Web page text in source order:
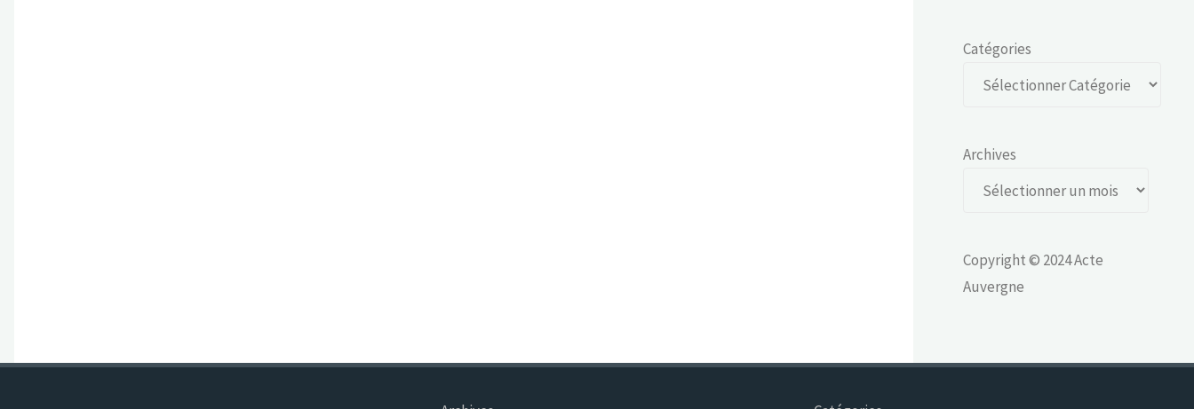
Catégories
Archives
Copyright © 2024 Acte
Auvergne